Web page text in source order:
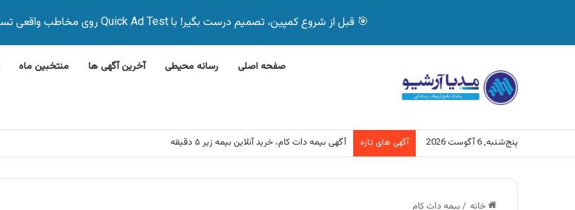
🎯 قبل از شروع کمپین، تصمیم درست بگیر! با Quick Ad Test روی مخاطب واقعی تست کن ✅
صفحه اصلی رسانه محیطی آخرین آگهی ها منتخبین ماه
پنج‌شنبه, 6 آگوست 2026 آگهی های تازه آگهی بیمه دات کام، خرید آنلاین بیمه زیر ۵ دقیقه
خانه / بیمه دات کام